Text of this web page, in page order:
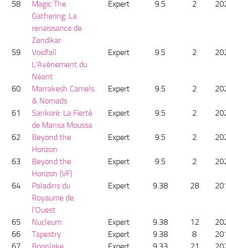
58
Magic The
Gathering: La
renaissance de
Zendikar
Expert 9.5 2
59
Voidfall
L'Avènement du
Néant
Expert 9.5 2
60
Marrakesh Camels
& Nomads
Expert 9.5 2
61
Sankoré: La Fierté
de Mansa Moussa
Expert 9.5 2
62
Beyond the
Horizon
Expert 9.5 2
63
Beyond the
Horizon (VF)
Expert 9.5 2
64
Paladins du
Royaume de
l'Ouest
Expert 9.38 28
65 Nucleum Expert 9.38 12
66
Tapestry Expert 9.38 8